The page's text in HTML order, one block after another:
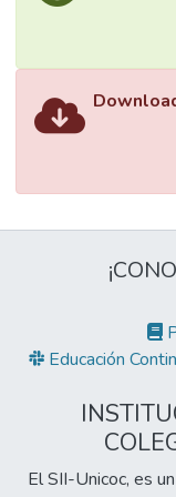
Educación
El SII-Unicoc, es